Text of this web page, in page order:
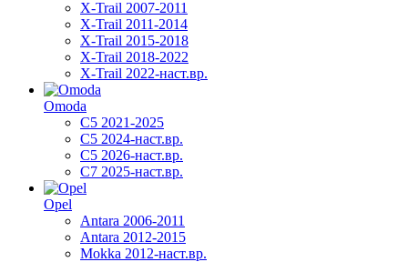
X-Trail 2007-2011
X-Trail 2011-2014
X-Trail 2015-2018
X-Trail 2018-2022
X-Trail 2022-наст.вр.
Omoda
C5 2021-2025
C5 2024-наст.вр.
C5 2026-наст.вр.
C7 2025-наст.вр.
Opel
Antara 2006-2011
Antara 2012-2015
Mokka 2012-наст.вр.